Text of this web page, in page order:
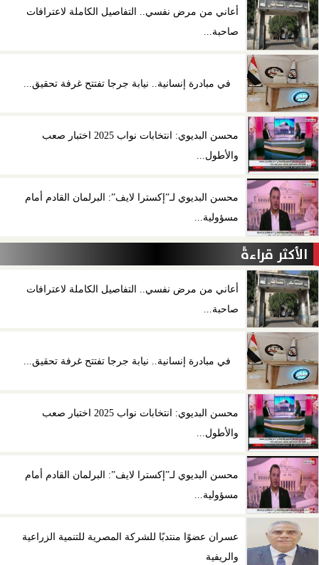
أعاني من مرض نفسي.. التفاصيل الكاملة لاعترافات
صاحبة...
في مبادرة إنسانية.. نيابة جرجا تفتتح غرفة تحقيق...
محسن البديوي: انتخابات نواب 2025 اختبار صعب
والأطول...
محسن البديوي لـ”إكسترا لايف”: البرلمان القادم أمام
مسؤولية...
الأكثر قراءةً
أعاني من مرض نفسي.. التفاصيل الكاملة لاعترافات
صاحبة...
في مبادرة إنسانية.. نيابة جرجا تفتتح غرفة تحقيق...
محسن البديوي: انتخابات نواب 2025 اختبار صعب
والأطول...
محسن البديوي لـ”إكسترا لايف”: البرلمان القادم أمام
مسؤولية...
عسران عضوًا منتدبًا للشركة المصرية للتنمية الزراعية
والريفية